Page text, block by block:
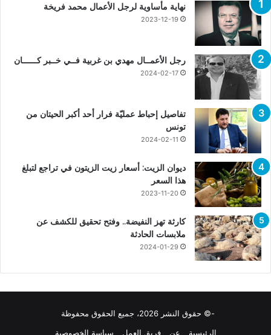
نهاية مأساوية لرجل الأعمال محمد فريخة
2023-12-19
رجل الأعمــال مهدي بن غربية فــي خــبر كــــــان
2024-02-17
تفاصيل إحباط عمليّة فرار أحد أكبر الحيتان من
تونس
2024-02-11
ديوان الزيت: أسعار زيت الزيتون في تراجع لتبلغ
هذا السعر
2023-11-20
كارثة تهز النفيضة.. وفتح تحقيق للكشف عن
ملابسات الحادثة
2024-01-29
-© حقوق النشر 2026، جميع الحقوق محفوظة
الرئيسية
عن فريق العمل سياسة الخصوصية